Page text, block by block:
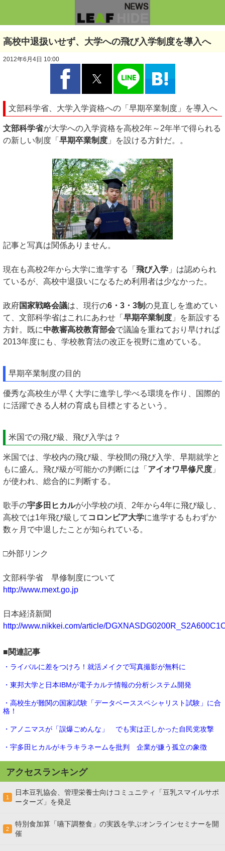
高校中退扱いせず、大学への飛び入学制度を導入へ
2012年6月4日 10:00
文部科学省、大学入学資格への「早期卒業制度」を導入へ
文部科学省が大学への入学資格を高校2年～2年半で得られる
の新しい制度「 早期卒業制度 」を設ける方針だ。。
記事と写真は関係ありません。
現在も高校2年から大学に進学する「 飛び入学 」は認められ
ているが、高校中退扱いになるため利用者は少なかった。
政府国家戦略会議は、現行の6・3・3制の見直しを進めてい
て、文部科学省はこれにあわせ「 早期卒業制度 」を新設する
方針。既に中教審高校教育部会で議論を重ねており早ければ
2013年度にも、学校教育法の改正を視野に進めている。
早期卒業制度の目的
優秀な高校生が早く大学に進学し学べる環境を作り、国際的
に活躍できる人材の育成も目標とするという。
米国での飛び級、飛び入学は？
米国では、学校内の飛び級、学校間の飛び入学、早期就学と
もに盛ん。飛び級が可能かの判断には「 アイオワ早修尺度 」
が使われ、総合的に判断する。
歌手の宇多田ヒカルが小学校の頃、2年から4年に飛び級し、
高校では1年飛び級して コロンビア大学に進学するもわずか
数ヶ月で中退したことが知られている。
□外部リンク
文部科学省 早修制度について
http://www.mext.go.jp
日本経済新聞
http://www.nikkei.com/article/
■関連記事
・ライバルに差をつけろ！就活メイクで写真撮影が無料に
・東邦大学と日本IBMが電子カルテ情報の分析システム開発
・高校生が難関の国家試験「データベーススペシャリスト試験」に合
格！
・アノニマスが「誤爆ごめんな」 でも実は正しかった自民党攻撃
・宇多田ヒカルがキラキラネームを批判 企業が嫌う孤立の象徴
アクセスランキング
1
日本豆乳協会、管理栄養士向けコミュニティ「豆乳スマイルサポ
ーターズ」を発足
2
特別食加算「嚥下調整食」の実践を学ぶオンラインセミナーを開
催